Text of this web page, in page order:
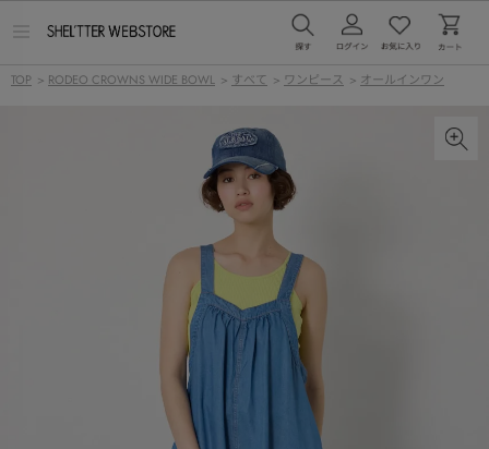
ー
TOP > RODEO CROWNS WIDE BOWL > すべて > ワンピース > オールインワン